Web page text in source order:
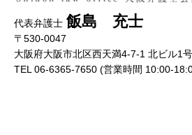
代表弁護士 飯島 充士
〒530-0047
大阪府大阪市北区西天満4-7-1 北ビル1
TEL 06-6365-7650 (営業時間 10:00-